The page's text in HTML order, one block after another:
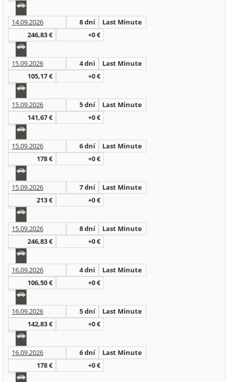
14.09.2026 8 dní
Last Minute
246,83 €
+0 €
15.09.2026 4 dni
Last Minute
105,17 €
+0 €
15.09.2026 5 dní
Last Minute
141,67 €
+0 €
15.09.2026 6 dní
Last Minute
178 €
+0 €
15.09.2026 7 dní
Last Minute
213 €
+0 €
15.09.2026 8 dní
Last Minute
246,83 €
+0 €
16.09.2026 4 dni
Last Minute
106,50 €
+0 €
16.09.2026 5 dní
Last Minute
142,83 €
+0 €
16.09.2026 6 dní
Last Minute
178 €
+0 €